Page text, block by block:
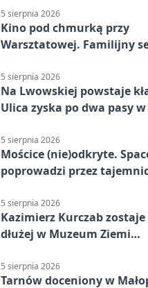
5 sierpnia 2026
Kino pod chmurką przy
Warsztatowej. Familijny
5 sierpnia 2026
Na Lwowskiej powstaje
Ulica zyska po dwa pasy
5 sierpnia 2026
Mościce (nie)odkryte.
poprowadzi przez
5 sierpnia 2026
Kazimierz Kurczab zostaje
dłużej w Muzeum Ziemi
5 sierpnia 2026
Tarnów doceniony w